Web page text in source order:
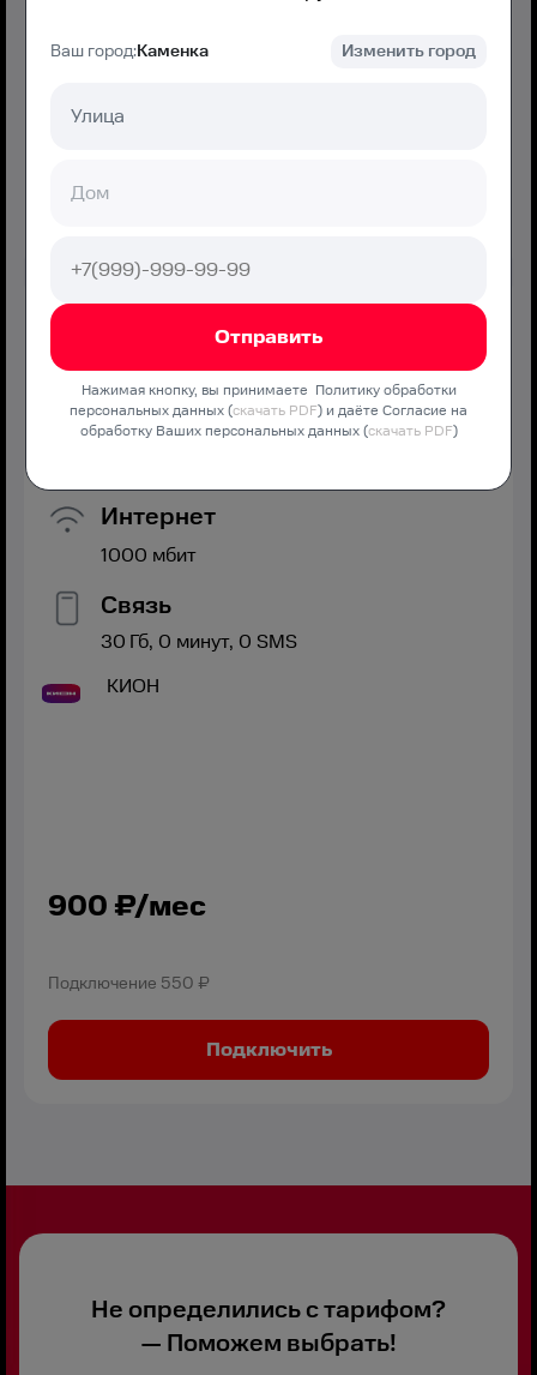
МТС Дома Хорошо
Оптимальная скорость без переплат и дополнительных
Интернет
1000 мбит
Связь
30 Гб, 0 минут, 0 SMS
КИОН
900 ₽/мес
Подключение 550 ₽
Подключить
Не определились с тарифом?
— Поможем выбрать!
Ваш город:Каменка Изменить город
Нажимая кнопку, вы принимаете Политику обработки
персональных данных (скачать PDF) и даёте Согласие на
обработку Ваших персональных данных (скачать PDF)